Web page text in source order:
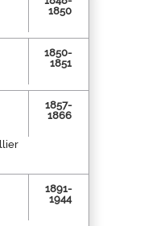
1850
1850-
1851
1857-
1866
1891-
1944